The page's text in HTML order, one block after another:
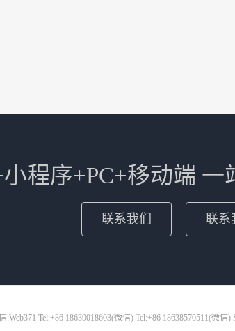
小程序+PC+移动端
联系我们 联系
:Web371 Tel:+86 18639018603(微信) Tel:+86 18638570511(微信)